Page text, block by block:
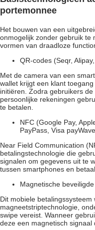
portemonnee
Het bouwen van een
onmogelijk zonder gebruik te
vormen van draadloze
QR-codes (Seqr,
Met de camera van een
wallet krijgt een klant
initiëren. Zodra gebruikers
persoonlijke rekeningen
te betalen.
NFC (Google Pay,
PayPass, Visa
Near Field Communication
betalingstechnologie die
signalen om gegevens uit te
tussen smartphones en
Magnetische
Dit mobiele
magneetstriptechnologie,
swipe vereist. Wanneer
deze een magnetisch signaal